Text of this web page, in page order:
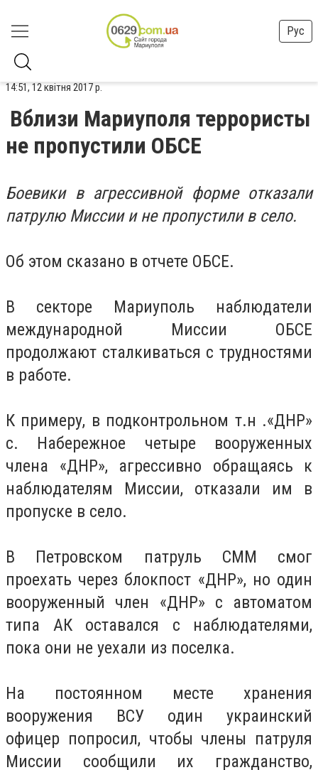
Рус
14:51, 12 квітня 2017 р.
Вблизи Мариуполя террористы
не пропустили ОБСЕ
Боевики в агрессивной форме отказали
патрулю Миссии и не пропустили в село.
Об этом сказано в отчете ОБСЕ.
В секторе Мариуполь наблюдатели
международной Миссии ОБСЕ
продолжают сталкиваться с трудностями
в работе.
К примеру, в подконтрольном т.н .«ДНР»
с. Набережное четыре вооруженных
члена «ДНР», агрессивно обращаясь к
наблюдателям Миссии, отказали им в
пропуске в село.
В Петровском патруль СММ смог
проехать через блокпост «ДНР», но один
вооруженный член «ДНР» с автоматом
типа АК оставался с наблюдателями,
пока они не уехали из поселка.
На постоянном месте хранения
вооружения ВСУ один украинский
офицер попросил, чтобы члены патруля
Миссии сообщили их гражданство,